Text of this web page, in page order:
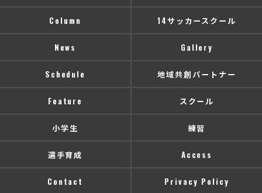
Column 14サッカースクール
News Gallery
Schedule 地域共創パートナー
Feature スクール
小学生 練習
選手育成 Access
Contact Privacy Policy